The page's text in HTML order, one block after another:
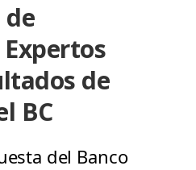
de
de
BC
del Banco